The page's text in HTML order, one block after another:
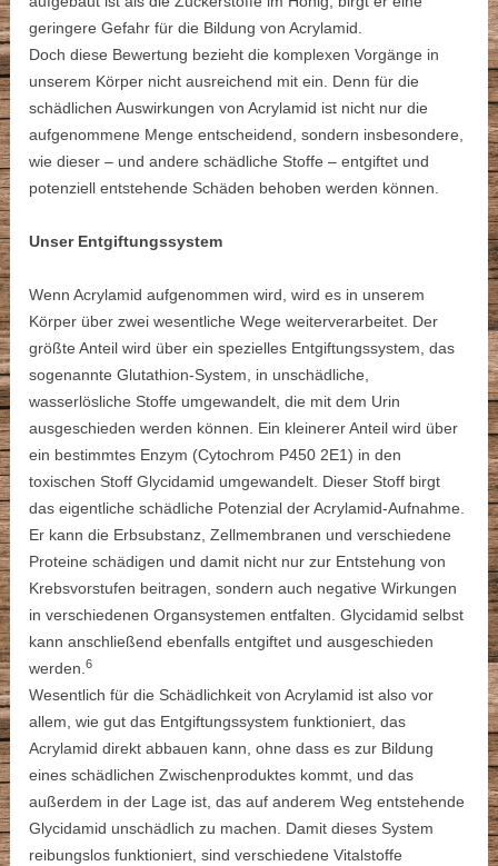
geringere Gefahr für die Bildung von Acrylamid.
Doch diese Bewertung bezieht die komplexen Vorgänge in
unserem Körper nicht ausreichend mit ein. Denn für die
schädlichen Auswirkungen von Acrylamid ist nicht nur die
aufgenommene Menge entscheidend, sondern insbesondere,
wie dieser – und andere schädliche Stoffe – entgiftet und
potenziell entstehende Schäden behoben werden können.
Unser Entgiftungssystem
Wenn Acrylamid aufgenommen wird, wird es in unserem
Körper über zwei wesentliche Wege weiterverarbeitet. Der
größte Anteil wird über ein spezielles Entgiftungssystem, das
sogenannte Glutathion-System, in unschädliche,
wasserlösliche Stoffe umgewandelt, die mit dem Urin
ausgeschieden werden können. Ein kleinerer Anteil wird über
ein bestimmtes Enzym (Cytochrom P450 2E1) in den
toxischen Stoff Glycidamid umgewandelt. Dieser Stoff birgt
das eigentliche schädliche Potenzial der Acrylamid-Aufnahme.
Er kann die Erbsubstanz, Zellmembranen und verschiedene
Proteine schädigen und damit nicht nur zur Entstehung von
Krebsvorstufen beitragen, sondern auch negative Wirkungen
in verschiedenen Organsystemen entfalten. Glycidamid selbst
kann anschließend ebenfalls entgiftet und ausgeschieden
werden.6
Wesentlich für die Schädlichkeit von Acrylamid ist also vor
allem, wie gut das Entgiftungssystem funktioniert, das
Acrylamid direkt abbauen kann, ohne dass es zur Bildung
eines schädlichen Zwischenproduktes kommt, und das
außerdem in der Lage ist, das auf anderem Weg entstehende
Glycidamid unschädlich zu machen. Damit dieses System
reibungslos funktioniert, sind verschiedene Vitalstoffe